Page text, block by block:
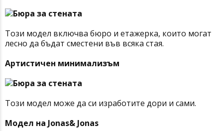
Този модел включва бюро и етажерка, които могат
лесно да бъдат сместени във всяка стая.
Артистичен минимализъм
Този модел може да си изработите дори и сами.
Модел на Jonas& Jonas